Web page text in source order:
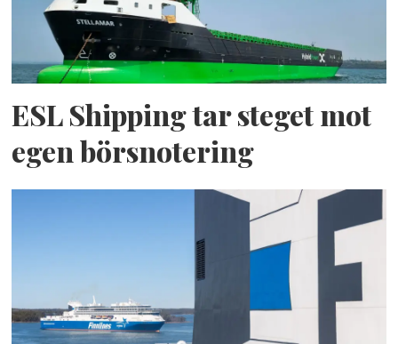
ESL Shipping tar steget mot
egen börsnotering